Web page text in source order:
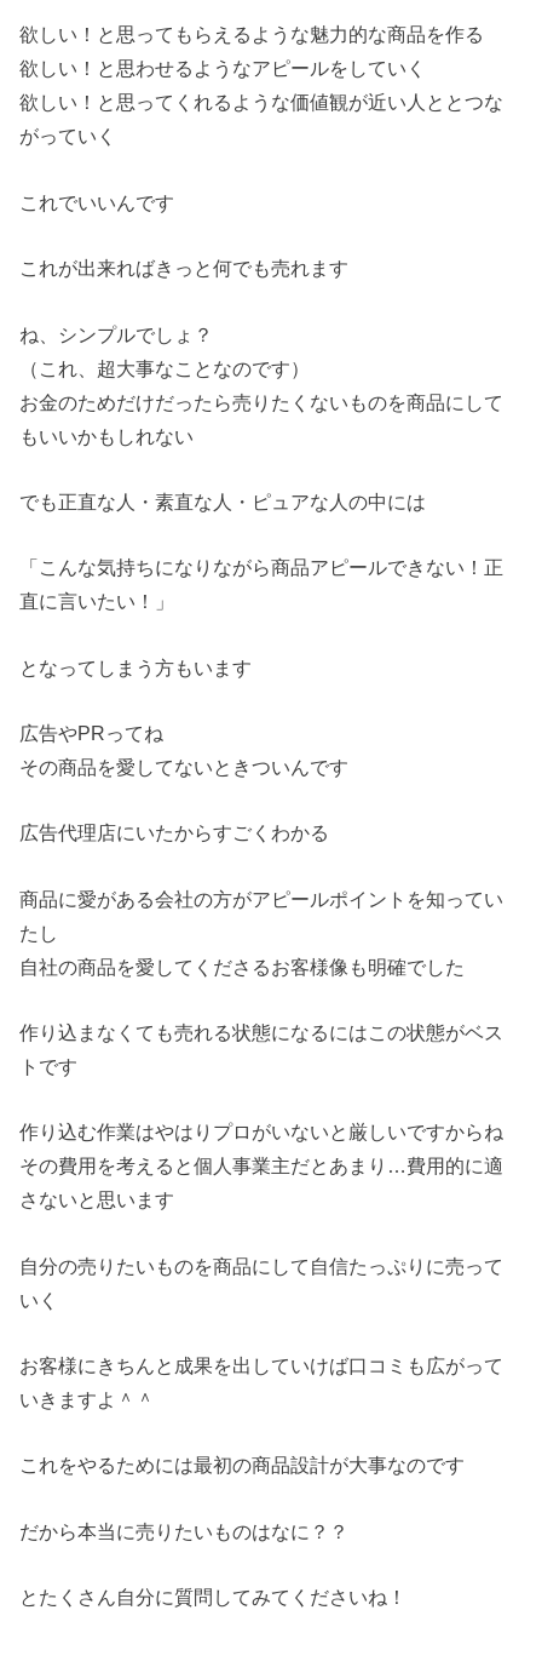
欲しい！と思ってもらえるような魅力的な商品を作る
欲しい！と思わせるようなアピールをしていく
欲しい！と思ってくれるような価値観が近い人ととつな
がっていく
これでいいんです
これが出来ればきっと何でも売れます
ね、シンプルでしょ？
（これ、超大事なことなのです）
お金のためだけだったら売りたくないものを商品にして
もいいかもしれない
でも正直な人・素直な人・ピュアな人の中には
「こんな気持ちになりながら商品アピールできない！正
直に言いたい！」
となってしまう方もいます
広告やPRってね
その商品を愛してないときついんです
広告代理店にいたからすごくわかる
商品に愛がある会社の方がアピールポイントを知ってい
たし
自社の商品を愛してくださるお客様像も明確でした
作り込まなくても売れる状態になるにはこの状態がベス
トです
作り込む作業はやはりプロがいないと厳しいですからね
その費用を考えると個人事業主だとあまり…費用的に適
さないと思います
自分の売りたいものを商品にして自信たっぷりに売って
いく
お客様にきちんと成果を出していけば口コミも広がって
いきますよ＾＾
これをやるためには最初の商品設計が大事なのです
だから本当に売りたいものはなに？？
とたくさん自分に質問してみてくださいね！